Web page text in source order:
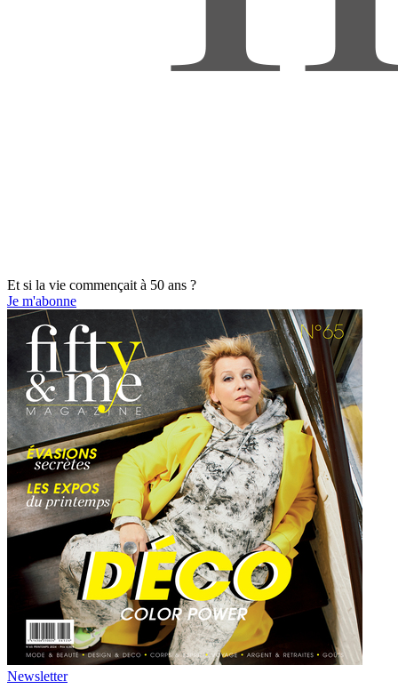
Et si la vie commençait à 50 ans ?
Je m'abonne
Newsletter